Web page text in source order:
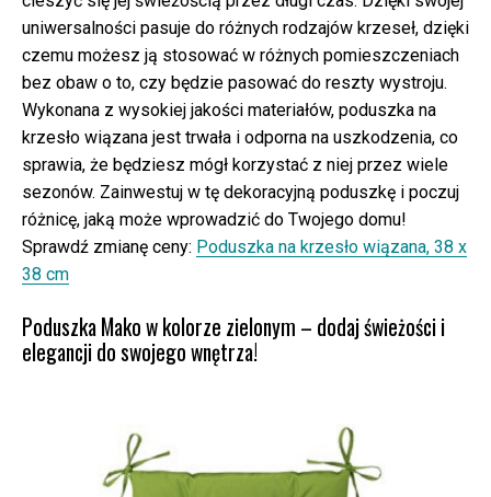
uniwersalności pasuje do różnych rodzajów krzeseł, dzięki
czemu możesz ją stosować w różnych pomieszczeniach
bez obaw o to, czy będzie pasować do reszty wystroju.
Wykonana z wysokiej jakości materiałów, poduszka na
krzesło wiązana jest trwała i odporna na uszkodzenia, co
sprawia, że będziesz mógł korzystać z niej przez wiele
sezonów. Zainwestuj w tę dekoracyjną poduszkę i poczuj
różnicę, jaką może wprowadzić do Twojego domu!
Sprawdź zmianę ceny: Poduszka na krzesło wiązana, 38 x
38 cm
Poduszka Mako w kolorze zielonym – dodaj świeżości i
elegancji do swojego wnętrza!